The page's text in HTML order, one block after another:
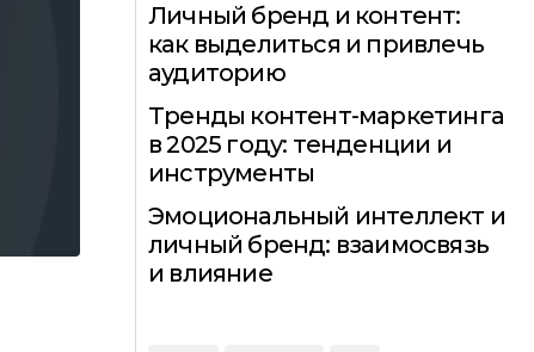
Личный бренд и контент:
как выделиться и привлечь
аудиторию
Тренды контент-маркетинга
в 2025 году: тенденции и
инструменты
Эмоциональный интеллект и
личный бренд: взаимосвязь
и влияние